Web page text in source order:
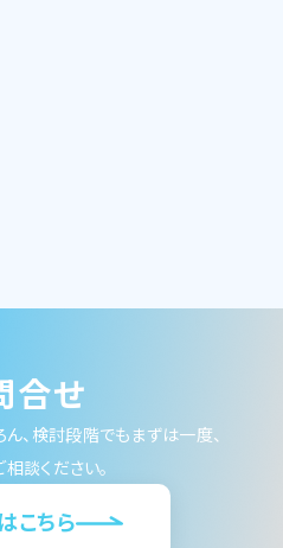
合せ
、検討段階でもまずは一度、
談ください。
こちら